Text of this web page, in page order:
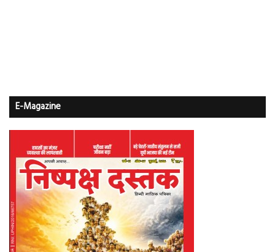
E-Magazine